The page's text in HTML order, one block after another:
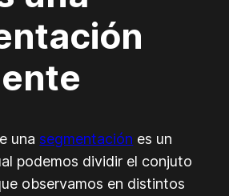
unasegmentación es un
podemos dividir el conjuto
observamos en distintos